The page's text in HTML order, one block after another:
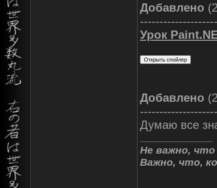
Добавлено
Урок
Добавлено
Думаю все
Не важно, что
Важно, что,